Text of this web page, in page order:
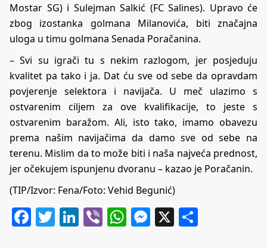
Mostar SG) i Sulejman Salkić (FC Salines). Upravo će
zbog izostanka golmana Milanovića, biti značajna
uloga u timu golmana Senada Poračanina.
– Svi su igrači tu s nekim razlogom, jer posjeduju
kvalitet pa tako i ja. Dat ću sve od sebe da opravdam
povjerenje selektora i navijača. U meč ulazimo s
ostvarenim ciljem za ove kvalifikacije, to jeste s
ostvarenim baražom. Ali, isto tako, imamo obavezu
prema našim navijačima da damo sve od sebe na
terenu. Mislim da to može biti i naša najveća prednost,
jer očekujem ispunjenu dvoranu – kazao je Poračanin.
(TIP/Izvor: Fena/Foto: Vehid Begunić)
Facebook
Twitter
LinkedIn
ViberWhatsApp
Messenger
X